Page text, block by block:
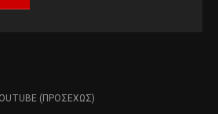
(ΠΡΟΣΕΧΏΣ)